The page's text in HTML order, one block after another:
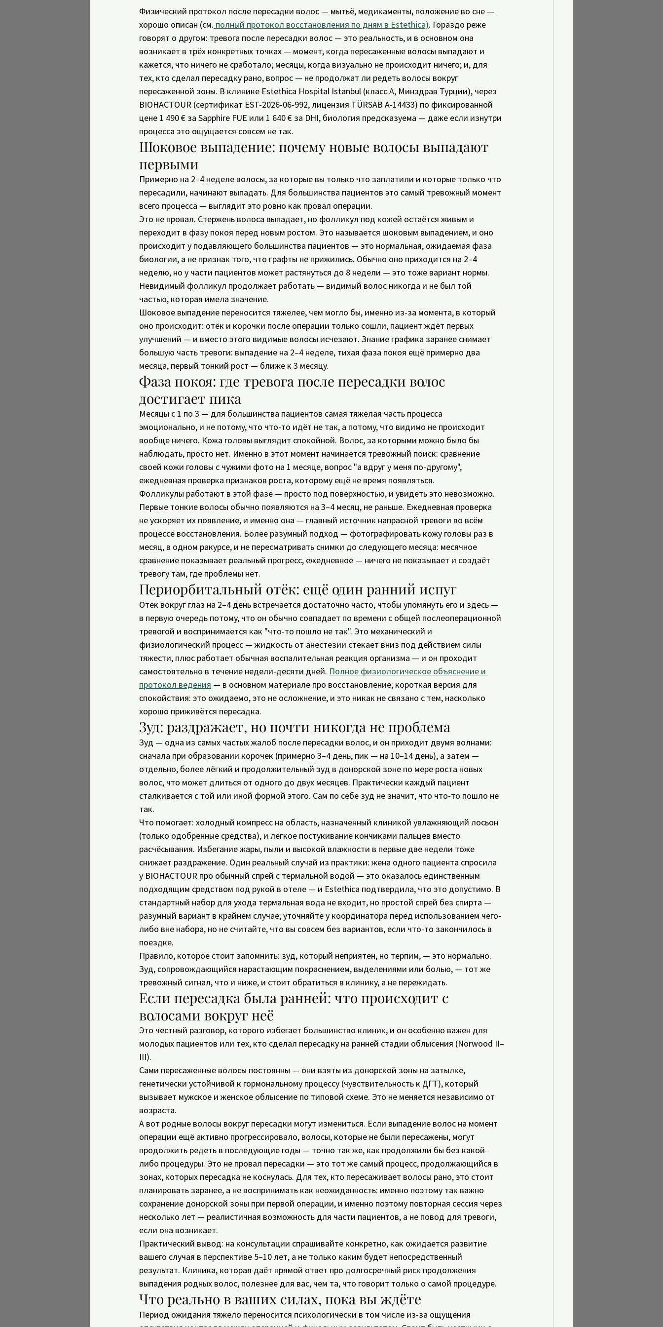
Физический протокол после пересадки волос — мытьё, медикаменты, положение во сне —
хорошо описан (см. полный протокол восстановления по дням в Estethica). Гораздо реже
говорят о другом: тревога после пересадки волос — это реальность, и в основном она
возникает в трёх конкретных точках — момент, когда пересаженные волосы выпадают и
кажется, что ничего не сработало; месяцы, когда визуально не происходит ничего; и, для
тех, кто сделал пересадку рано, вопрос — не продолжат ли редеть волосы вокруг
пересаженной зоны. В клинике Estethica Hospital Istanbul (класс А, Минздрав Турции), через
BIOHACTOUR (сертификат EST-2026-06-992, лицензия TÜRSAB A-14433) по фиксированной
цене 1 490 € за Sapphire FUE или 1 640 € за DHI, биология предсказуема — даже если изнутри
процесса это ощущается совсем не так.
Шоковое выпадение: почему новые волосы выпадают
первыми
Примерно на 2–4 неделе волосы, за которые вы только что заплатили и которые только что
пересадили, начинают выпадать. Для большинства пациентов это самый тревожный момент
всего процесса — выглядит это ровно как провал операции.
Это не провал. Стержень волоса выпадает, но фолликул под кожей остаётся живым и
переходит в фазу покоя перед новым ростом. Это называется шоковым выпадением, и оно
происходит у подавляющего большинства пациентов — это нормальная, ожидаемая фаза
биологии, а не признак того, что графты не прижились. Обычно оно приходится на 2–4
неделю, но у части пациентов может растянуться до 8 недели — это тоже вариант нормы.
Невидимый фолликул продолжает работать — видимый волос никогда и не был той
частью, которая имела значение.
Шоковое выпадение переносится тяжелее, чем могло бы, именно из-за момента, в который
оно происходит: отёк и корочки после операции только сошли, пациент ждёт первых
улучшений — и вместо этого видимые волосы исчезают. Знание графика заранее снимает
большую часть тревоги: выпадение на 2–4 неделе, тихая фаза покоя ещё примерно два
месяца, первый тонкий рост — ближе к 3 месяцу.
Фаза покоя: где тревога после пересадки волос
достигает пика
Месяцы с 1 по 3 — для большинства пациентов самая тяжёлая часть процесса
эмоционально, и не потому, что что-то идёт не так, а потому, что видимо не происходит
вообще ничего. Кожа головы выглядит спокойной. Волос, за которыми можно было бы
наблюдать, просто нет. Именно в этот момент начинается тревожный поиск: сравнение
своей кожи головы с чужими фото на 1 месяце, вопрос "а вдруг у меня по-другому",
ежедневная проверка признаков роста, которому ещё не время появляться.
Фолликулы работают в этой фазе — просто под поверхностью, и увидеть это невозможно.
Первые тонкие волосы обычно появляются на 3–4 месяц, не раньше. Ежедневная проверка
не ускоряет их появление, и именно она — главный источник напрасной тревоги во всём
процессе восстановления. Более разумный подход — фотографировать кожу головы раз в
месяц, в одном ракурсе, и не пересматривать снимки до следующего месяца: месячное
сравнение показывает реальный прогресс, ежедневное — ничего не показывает и создаёт
тревогу там, где проблемы нет.
Периорбитальный отёк: ещё один ранний испуг
Отёк вокруг глаз на 2–4 день встречается достаточно часто, чтобы упомянуть его и здесь —
в первую очередь потому, что он обычно совпадает по времени с общей послеоперационной
тревогой и воспринимается как "что-то пошло не так". Это механический и
физиологический процесс — жидкость от анестезии стекает вниз под действием силы
тяжести, плюс работает обычная воспалительная реакция организма — и он проходит
самостоятельно в течение недели-десяти дней. Полное физиологическое объяснение и
протокол ведения — в основном материале про восстановление; короткая версия для
спокойствия: это ожидаемо, это не осложнение, и это никак не связано с тем, насколько
хорошо приживётся пересадка.
Зуд: раздражает, но почти никогда не проблема
Зуд — одна из самых частых жалоб после пересадки волос, и он приходит двумя волнами:
сначала при образовании корочек (примерно 3–4 день, пик — на 10–14 день), а затем —
отдельно, более лёгкий и продолжительный зуд в донорской зоне по мере роста новых
волос, что может длиться от одного до двух месяцев. Практически каждый пациент
сталкивается с той или иной формой этого. Сам по себе зуд не значит, что что-то пошло не
так.
Что помогает: холодный компресс на область, назначенный клиникой увлажняющий лосьон
(только одобренные средства), и лёгкое постукивание кончиками пальцев вместо
расчёсывания. Избегание жары, пыли и высокой влажности в первые две недели тоже
снижает раздражение. Один реальный случай из практики: жена одного пациента спросила
у BIOHACTOUR про обычный спрей с термальной водой — это оказалось единственным
подходящим средством под рукой в отеле — и Estethica подтвердила, что это допустимо. В
стандартный набор для ухода термальная вода не входит, но простой спрей без спирта —
разумный вариант в крайнем случае; уточняйте у координатора перед использованием чего-
либо вне набора, но не считайте, что вы совсем без вариантов, если что-то закончилось в
поездке.
Правило, которое стоит запомнить: зуд, который неприятен, но терпим, — это нормально.
Зуд, сопровождающийся нарастающим покраснением, выделениями или болью, — тот же
тревожный сигнал, что и ниже, и стоит обратиться в клинику, а не пережидать.
Если пересадка была ранней: что происходит с
волосами вокруг неё
Это честный разговор, которого избегает большинство клиник, и он особенно важен для
молодых пациентов или тех, кто сделал пересадку на ранней стадии облысения (Norwood II–
III).
Сами пересаженные волосы постоянны — они взяты из донорской зоны на затылке,
генетически устойчивой к гормональному процессу (чувствительность к ДГТ), который
вызывает мужское и женское облысение по типовой схеме. Это не меняется независимо от
возраста.
А вот родные волосы вокруг пересадки могут измениться. Если выпадение волос на момент
операции ещё активно прогрессировало, волосы, которые не были пересажены, могут
продолжить редеть в последующие годы — точно так же, как продолжили бы без какой-
либо процедуры. Это не провал пересадки — это тот же самый процесс, продолжающийся в
зонах, которых пересадка не коснулась. Для тех, кто пересаживает волосы рано, это стоит
планировать заранее, а не воспринимать как неожиданность: именно поэтому так важно
сохранение донорской зоны при первой операции, и именно поэтому повторная сессия через
несколько лет — реалистичная возможность для части пациентов, а не повод для тревоги,
если она возникает.
Практический вывод: на консультации спрашивайте конкретно, как ожидается развитие
вашего случая в перспективе 5–10 лет, а не только каким будет непосредственный
результат. Клиника, которая даёт прямой ответ про долгосрочный риск продолжения
выпадения родных волос, полезнее для вас, чем та, что говорит только о самой процедуре.
Что реально в ваших силах, пока вы ждёте
Период ожидания тяжело переносится психологически в том числе из-за ощущения